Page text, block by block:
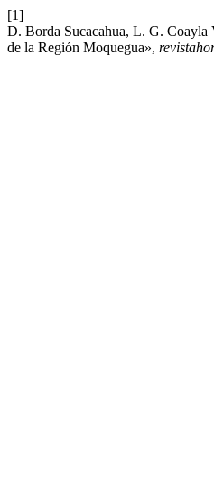
[1]
D. Borda Sucacahua, L. G.
de la Región Moquegua»,